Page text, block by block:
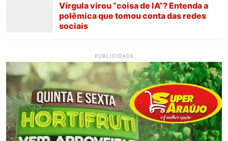
Vírgula virou “coisa de IA”? Entenda a
polêmica que tomou conta das redes
sociais
PUBLICIDADE